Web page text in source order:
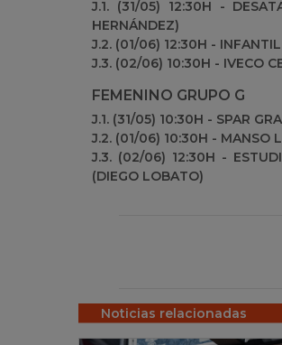
J.1. (31/05) 12:30H -
HERNÁNDEZ)
J.2. (01/06) 12:30H -
J.3. (02/06) 10:30H - IVECO
FEMENINO GRUPO G
J.1. (31/05) 10:30H - SPAR
J.2. (01/06) 10:30H - MANSO
J.3. (02/06) 12:30H -
(DIEGO LOBATO)
Noticias relacionadas